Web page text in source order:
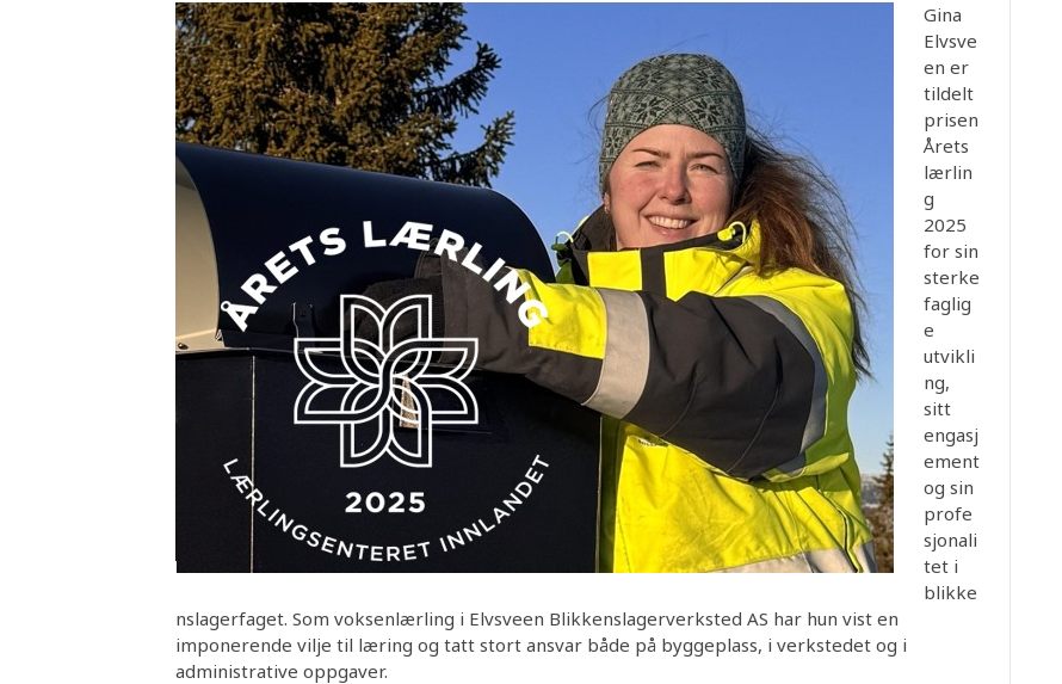
Gina
Elvsve
en er
tildelt
prisen
Årets
lærlin
g
2025
for sin
sterke
faglig
e
utvikli
ng,
sitt
engasj
ement
og sin
profe
sjonali
tet i
blikke
nslagerfaget. Som voksenlærling i Elvsveen Blikkenslagerverksted AS har hun vist en
imponerende vilje til læring og tatt stort ansvar både på byggeplass, i verkstedet og i
administrative oppgaver.